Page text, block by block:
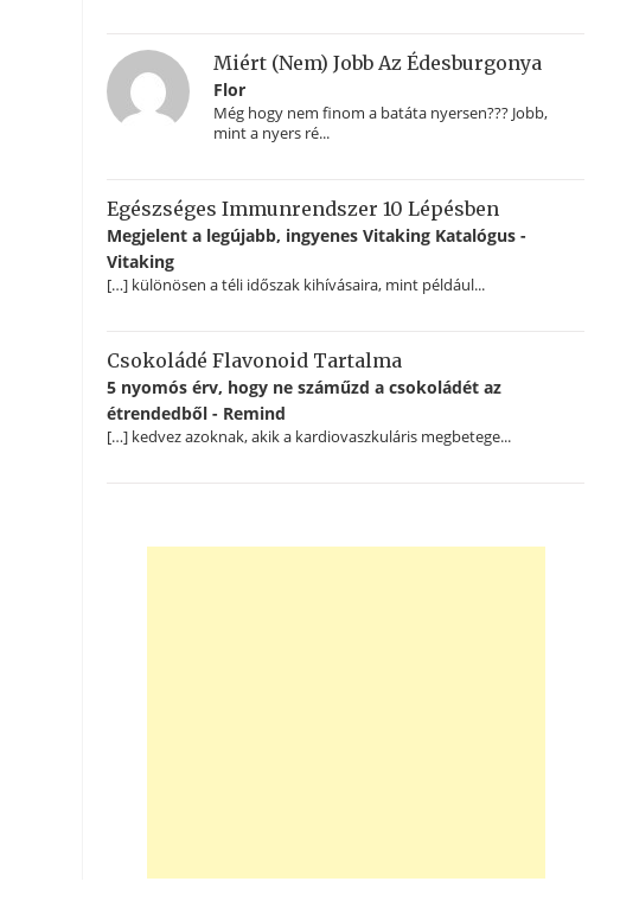
Miért (nem) Jobb Az Édesburgonya
Flor
Még hogy nem finom a batáta nyersen??? Jobb,
mint a nyers ré...
Egészséges Immunrendszer 10 Lépésben
Megjelent a legújabb, ingyenes Vitaking Katalógus -
Vitaking
[…] különösen a téli időszak kihívásaira, mint például...
Csokoládé Flavonoid Tartalma
5 nyomós érv, hogy ne száműzd a csokoládét az
étrendedből - Remind
[…] kedvez azoknak, akik a kardiovaszkuláris megbetege...